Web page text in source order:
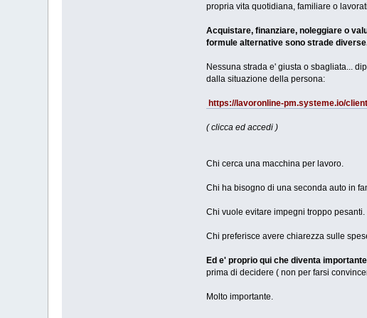
propria vita quotidiana, familiare o
Acquistare, finanziare, noleggiare o
formule alternative sono strade
Nessuna strada e' giusta o sbagliata...
dalla situazione della persona:
https://lavoronline-pm.systeme.io/
( clicca ed accedi )
Chi cerca una macchina per lavoro.
Chi ha bisogno di una seconda auto in
Chi vuole evitare impegni troppo pesanti.
Chi preferisce avere chiarezza sulle
Ed e' proprio qui che diventa
prima di decidere ( non per farsi
Molto importante.